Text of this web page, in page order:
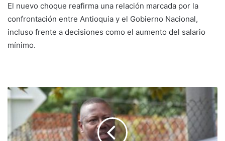
El nuevo choque reafirma una relación marcada por la
confrontación entre Antioquia y el Gobierno Nacional,
incluso frente a decisiones como el aumento del salario
mínimo.